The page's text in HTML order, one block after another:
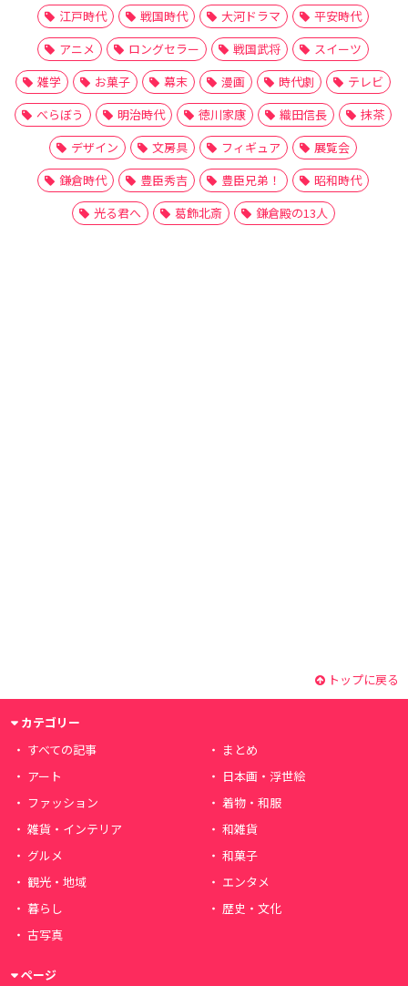
江戸時代 戦国時代 大河ドラマ
平安時代
アニメ
ロングセラー 戦国武将
スイーツ
雑学
お菓子 幕末 漫画 時代劇
テレビ
べらぼう
明治時代 徳川家康 織田信長
抹茶
デザイン
文房具 フィギュア
展覧会
鎌倉時代
豊臣秀吉 豊臣兄弟！
昭和時代
光る君へ
葛飾北斎 鎌倉殿の13人
トップに戻る
カテゴリー
すべての記事
まとめ
アート
日本画・浮世絵
ファッション
着物・和服
雑貨・インテリア
和雑貨
グルメ
和菓子
観光・地域
エンタメ
暮らし
歴史・文化
古写真
ページ